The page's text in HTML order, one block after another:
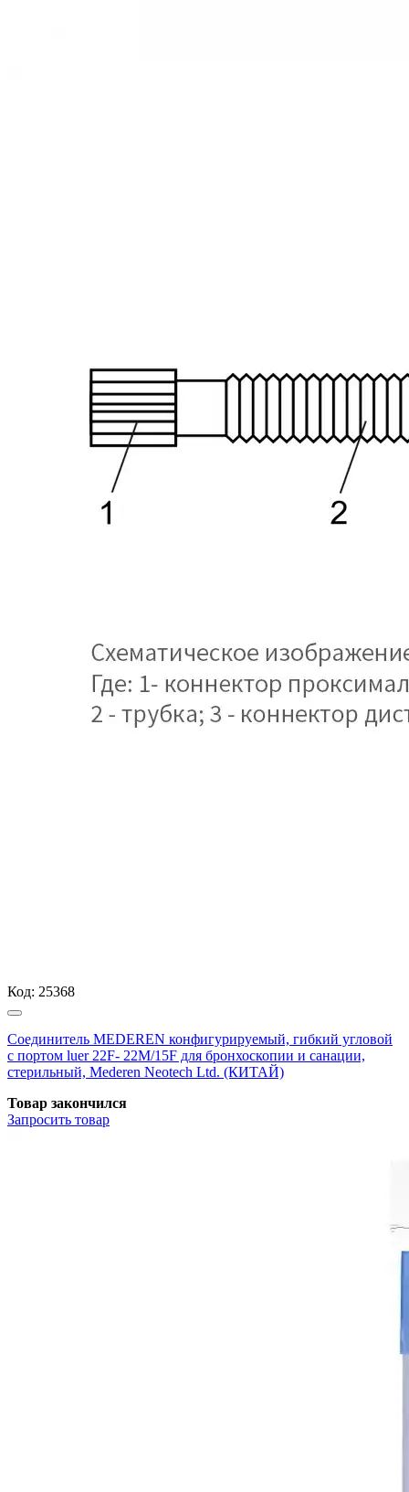
Код: 25368
Соединитель MEDEREN конфигурируемый, гибкий угловой
с портом luer 22F- 22M/15F для бронхоскопии и санации,
стерильный, Mederen Neotech Ltd. (КИТАЙ)
Товар закончился
Запросить товар